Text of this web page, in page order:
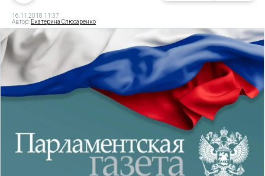
16.11.2018 11:37
Автор: Екатерина Слюсаренко